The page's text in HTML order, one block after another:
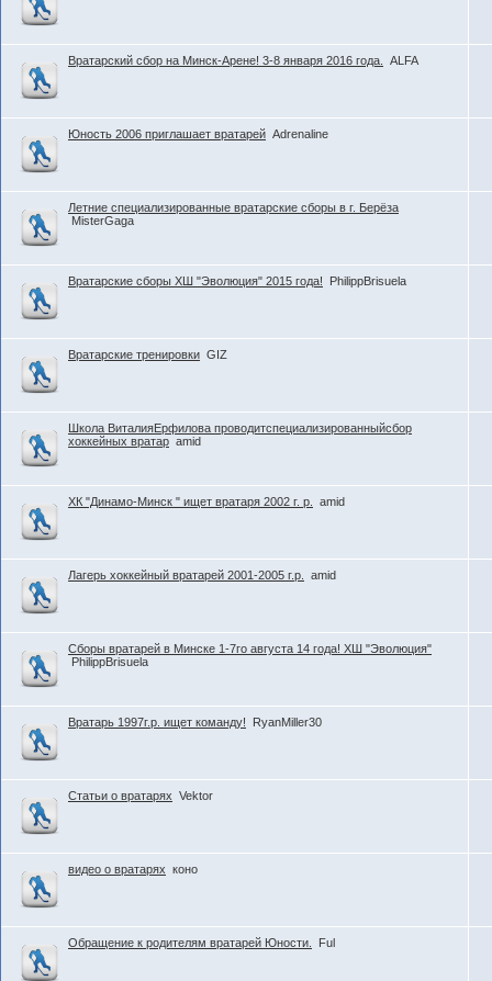
Вратарский сбор на Минск-Арене! 3-8 января 2016 года. ALFA
Юность 2006 приглашает вратарей Adrenaline
Летние специализированные вратарские сборы в г. Берёза
MisterGaga
Вратарские сборы ХШ "Эволюция" 2015 года! PhilippBrisuela
Вратарские тренировки GIZ
Школа ВиталияЕрфилова проводитспециализированныйсбор
хоккейных вратар amid
ХК "Динамо-Минск " ищет вратаря 2002 г. р. amid
Лагерь хоккейный вратарей 2001-2005 г.р. amid
Сборы вратарей в Минске 1-7го августа 14 года! ХШ "Эволюция"
PhilippBrisuela
Вратарь 1997г.р. ищет команду! RyanMiller30
Статьи о вратарях Vektor
видео о вратарях коно
Обращение к родителям вратарей Юности. Ful